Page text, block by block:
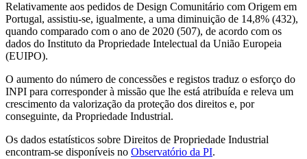
Relativamente aos pedidos de Design Comunitário com Origem em
Portugal, assistiu-se, igualmente, a uma diminuição de 14,8% (432),
quando comparado com o ano de 2020 (507), de acordo com os
dados do Instituto da Propriedade Intelectual da União Europeia
(EUIPO).
O aumento do número de concessões e registos traduz o esforço do
INPI para corresponder à missão que lhe está atribuída e releva um
crescimento da valorização da proteção dos direitos e, por
conseguinte, da Propriedade Industrial.
Os dados estatísticos sobre Direitos de Propriedade Industrial
encontram-se disponíveis no Observatório da PI.